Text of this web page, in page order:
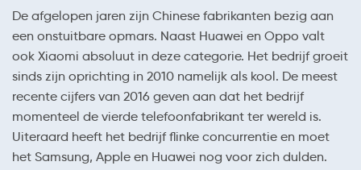
De afgelopen jaren zijn Chinese fabrikanten bezig aan
een onstuitbare opmars. Naast Huawei en Oppo valt
ook Xiaomi absoluut in deze categorie. Het bedrijf groeit
sinds zijn oprichting in 2010 namelijk als kool. De meest
recente cijfers van 2016 geven aan dat het bedrijf
momenteel de vierde telefoonfabrikant ter wereld is.
Uiteraard heeft het bedrijf flinke concurrentie en moet
het Samsung, Apple en Huawei nog voor zich dulden.